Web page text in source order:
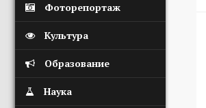
Фоторепортаж
Культура
Образование
Наука